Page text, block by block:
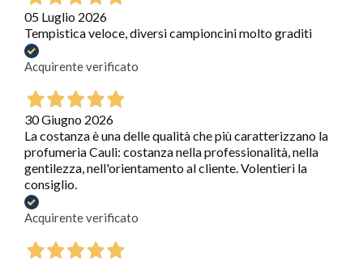
05 Luglio 2026
Tempistica veloce, diversi campioncini molto graditi
Acquirente verificato
30 Giugno 2026
La costanza è una delle qualità che più caratterizzano la
profumeria Cauli: costanza nella professionalità, nella
gentilezza, nell'orientamento al cliente. Volentieri la
consiglio.
Acquirente verificato